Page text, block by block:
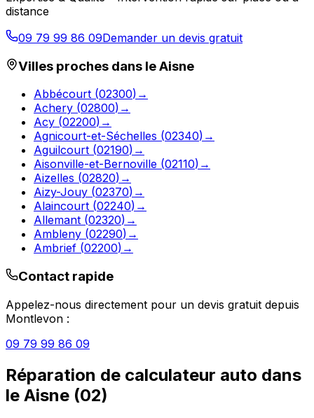
distance
09 79 99 86 09Demander un devis gratuit
Villes proches dans leAisne
Abbécourt (02300) →
Achery (02800) →
Acy (02200) →
Agnicourt-et-Séchelles (02340) →
Aguilcourt (02190) →
Aisonville-et-Bernoville (02110) →
Aizelles (02820) →
Aizy-Jouy (02370) →
Alaincourt (02240) →
Allemant (02320) →
Ambleny (02290) →
Ambrief (02200) →
Contact rapide
Appelez-nous directement pour un devis gratuit depuis
Montlevon :
09 79 99 86 09
Réparation de calculateur auto dans
le Aisne (02)